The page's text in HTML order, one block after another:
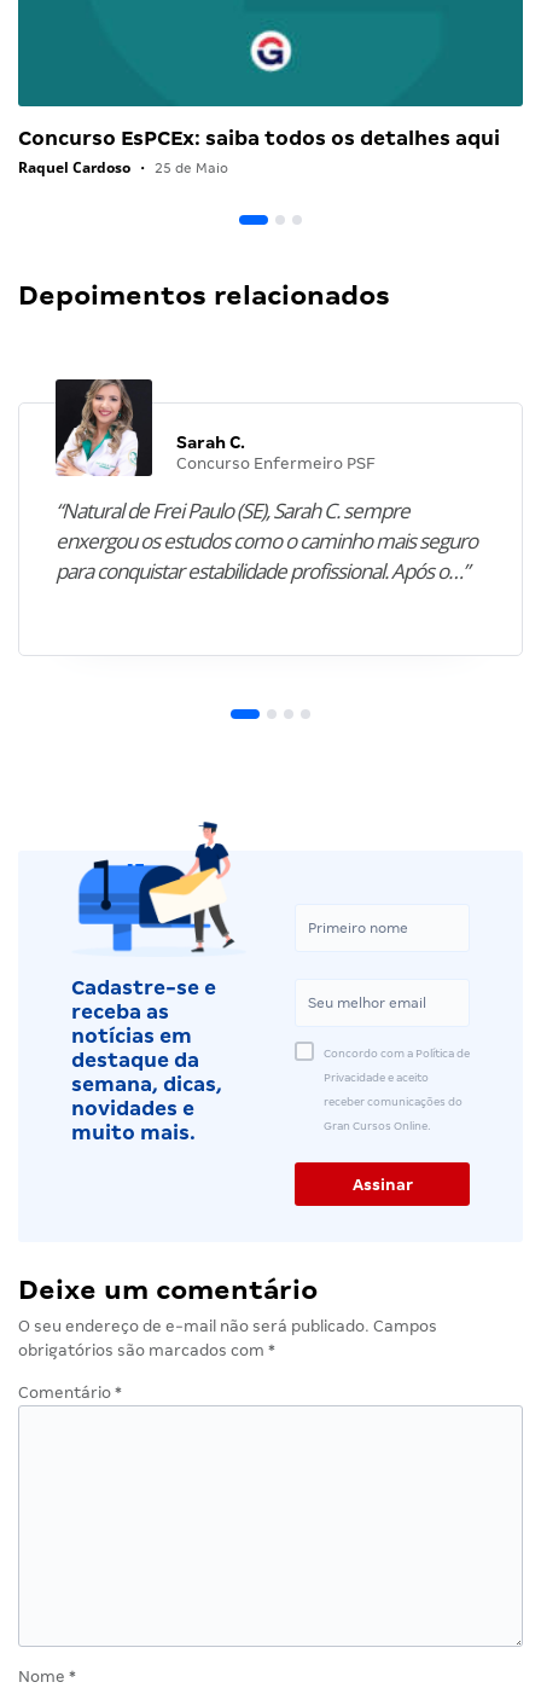
Concurso EsPCEx: saiba todos os detalhes aqui
Raquel Cardoso • 25 de Maio
Depoimentos relacionados
Sarah C.
Concurso Enfermeiro PSF
“Natural de Frei Paulo (SE), Sarah C. sempre
enxergou os estudos como o caminho mais seguro
para conquistar estabilidade profissional. Após o…”
Cadastre-se e
receba as
notícias em
destaque da
semana, dicas,
novidades e
muito mais.
Concordo com a Política de
Privacidade e aceito
receber comunicações do
Gran Cursos Online.
Deixe um comentário
O seu endereço de e-mail não será publicado. Campos
obrigatórios são marcados com *
Comentário *
Nome *